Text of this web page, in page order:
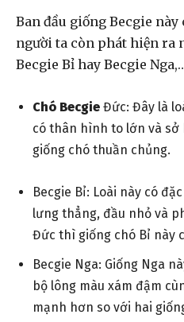
Ban đầu giống Becgie này
người ta còn phát hiện ra
Becgie Bỉ hay Becgie
Chó Becgie Đức: Đây là
có thân hình to lớn và sở
giống chó thuần chủng.
Becgie Bỉ: Loài này có
lưng thẳng, đầu nhỏ và
Đức thì giống chó Bỉ này
Becgie Nga: Giống Nga
bộ lông màu xám đậm
mạnh hơn so với hai